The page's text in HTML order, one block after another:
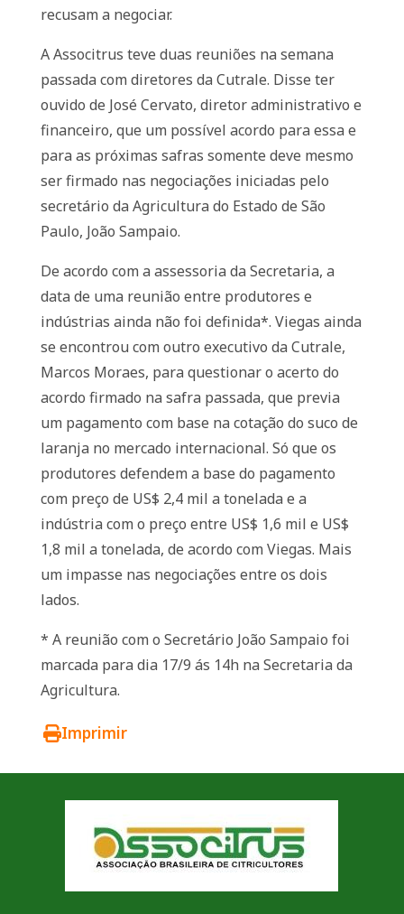
recusam a negociar.
A Associtrus teve duas reuniões na semana
passada com diretores da Cutrale. Disse ter
ouvido de José Cervato, diretor administrativo e
financeiro, que um possível acordo para essa e
para as próximas safras somente deve mesmo
ser firmado nas negociações iniciadas pelo
secretário da Agricultura do Estado de São
Paulo, João Sampaio.
De acordo com a assessoria da Secretaria, a
data de uma reunião entre produtores e
indústrias ainda não foi definida*. Viegas ainda
se encontrou com outro executivo da Cutrale,
Marcos Moraes, para questionar o acerto do
acordo firmado na safra passada, que previa
um pagamento com base na cotação do suco de
laranja no mercado internacional. Só que os
produtores defendem a base do pagamento
com preço de US$ 2,4 mil a tonelada e a
indústria com o preço entre US$ 1,6 mil e US$
1,8 mil a tonelada, de acordo com Viegas. Mais
um impasse nas negociações entre os dois
lados.
* A reunião com o Secretário João Sampaio foi
marcada para dia 17/9 ás 14h na Secretaria da
Agricultura.
Imprimir